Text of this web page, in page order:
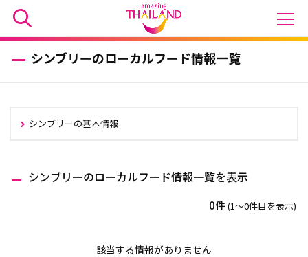
シンブリーのローカルフード情報一覧
シンブリーの基本情報
シンブリーのローカルフード情報一覧を表示
0件(1〜0件目を表示)
該当する情報がありません